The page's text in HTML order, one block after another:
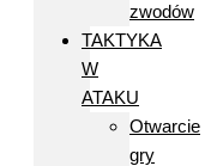
zwodów
TAKTYKA
W
ATAKU
Otwarcie
gry